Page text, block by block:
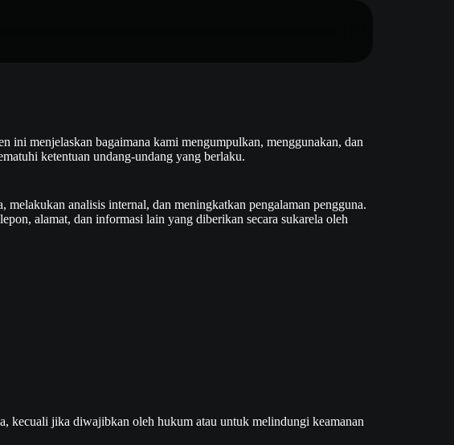
ini menjelaskan bagaimana kami mengumpulkan, menggunakan, dan
ketentuan undang-undang yang berlaku.
analisis internal, dan meningkatkan pengalaman pengguna.
alamat, dan informasi lain yang diberikan secara sukarela oleh
kecuali jika diwajibkan oleh hukum atau untuk melindungi keamanan